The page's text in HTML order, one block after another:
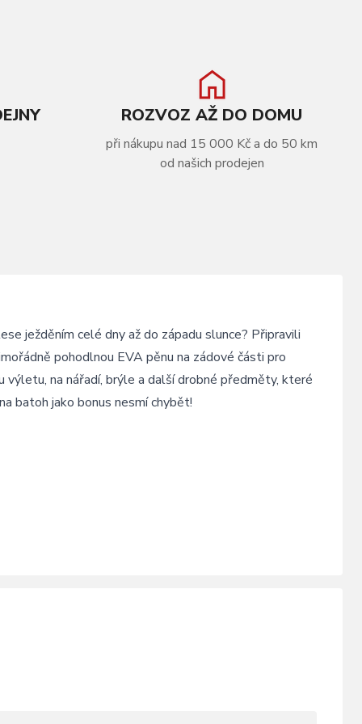
ROZVOZ AŽ DO DOMU
při nákupu nad 15 000 Kč a do 50 km
od našich prodejen
ježděním celé dny až do západu slunce? Připravili
pohodlnou EVA pěnu na zádové části pro
na nářadí, brýle a další drobné předměty, které
batoh jako bonus nesmí chybět!